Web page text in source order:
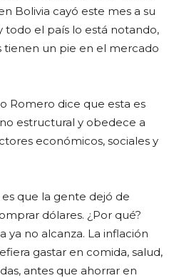
Bolivia cayó este mes a su
todo el país lo está notando,
un pie en el mercado
Romero dice que esta es
estructural y obedece a
económicos, sociales y
que la gente dejó de
dólares. ¿Por qué?
ya no alcanza. La inflación
gastar en comida, salud,
antes que ahorrar en